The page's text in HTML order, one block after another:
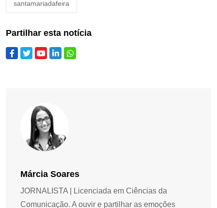
santamariadafeira
Partilhar esta notícia
Márcia Soares
JORNALISTA | Licenciada em Ciências da
Comunicação. A ouvir e partilhar as emoções